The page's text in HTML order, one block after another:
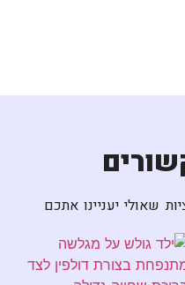
שאולי יעניינו אתכם